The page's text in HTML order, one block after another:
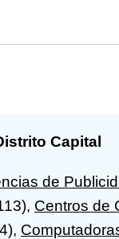
Capital
de
Centros de